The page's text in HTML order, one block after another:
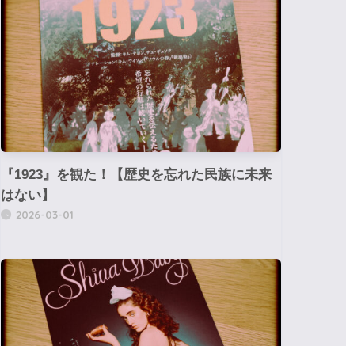
『1923』を観た！【歴史を忘れた民族に未来
はない】
2026-03-01